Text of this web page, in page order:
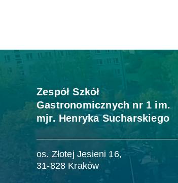
Zespół Szkół
Gastronomicznych nr 1 im.
mjr. Henryka Sucharskiego
os. Złotej Jesieni 16,
31-828 Kraków